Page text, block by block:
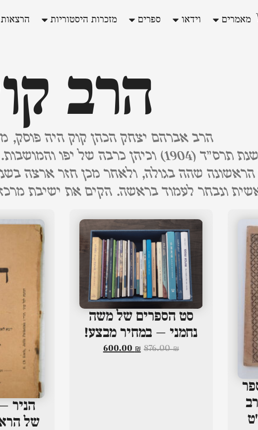
מאמרים וידאו ספרים מזכרות היסטוריות הרצאות
הרב
הרב אברהם יצחק הכהן קוק היה פוסק,
הקים ישיבה בה למדו בחורים מעולים.
ונבחר לעמוד בראשה. הקים את ישיבת
סט הספרים של משה
נחמני – במחיר מבצע!
876.00₪
600.00 ₪
הניר
של